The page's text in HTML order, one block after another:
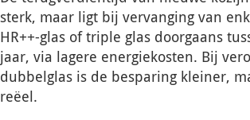
sterk, maar ligt bij vervanging van
HR++-glas of triple glas doorgaans
jaar, via lagere energiekosten. Bij
dubbelglas is de besparing kleiner,
reëel.